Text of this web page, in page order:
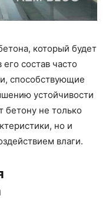
который будет
состав часто
способствующие
устойчивости
бетону не только
но и
влаги.